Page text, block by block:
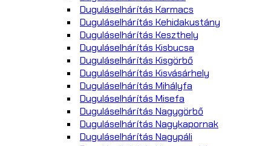
Duguláselhárítás Karmacs
Duguláselhárítás Kehidakustány
Duguláselhárítás Keszthely
Duguláselhárítás Kisbucsa
Duguláselhárítás Kisgörbő
Duguláselhárítás Kisvásárhely
Duguláselhárítás Mihályfa
Duguláselhárítás Misefa
Duguláselhárítás Nagygörbő
Duguláselhárítás Nagykapornak
Duguláselhárítás Nagypáli